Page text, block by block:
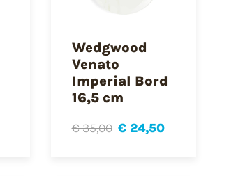
Wedgwood
Venato
Imperial Bord
16,5 cm
€ 35,00 € 24,50